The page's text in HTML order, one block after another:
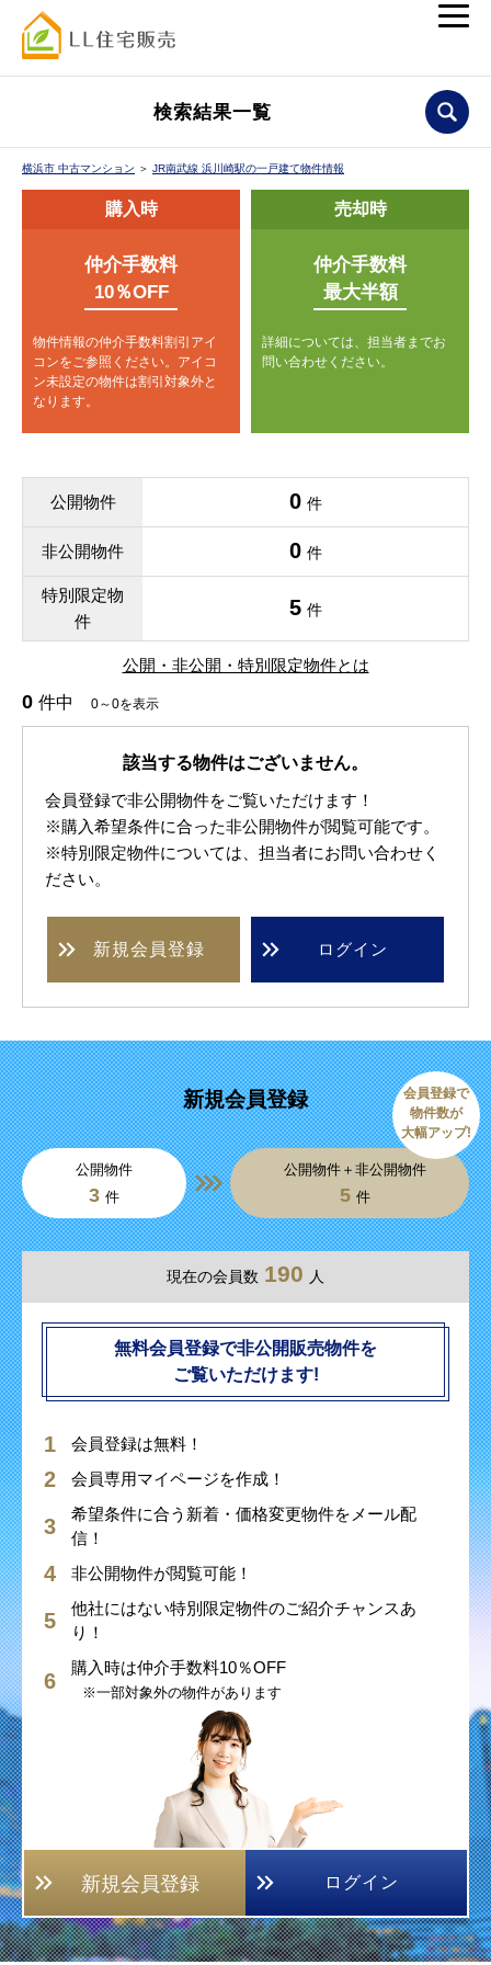
検索結果一覧
横浜市 中古マンション ＞ JR南武線 浜川崎駅の一戸建て物件情報
購入時
仲介手数料
10％OFF
物件情報の仲介手数料割引アイ
コンをご参照ください。 アイコ
ン未設定の物件は割引対象外と
なります。
売却時
仲介手数料
最大半額
詳細については、担当者までお
問い合わせください。
公開物件 0 件
非公開物件 0 件
特別限定物
件
5 件
公開・非公開・特別限定物件とは
0 件中 0～0を表示
該当する物件はございません。
会員登録で非公開物件をご覧いただけます！
※購入希望条件に合った非公開物件が閲覧可能です。
※特別限定物件については、担当者にお問い合わせく
ださい。
新規会員登録 ログイン
新規会員登録
公開物件
3 件
公開物件＋非公開物件
5 件
会員登録で
物件数が
大幅アップ!
現在の会員数 190 人
無料会員登録で非公開販売物件を
ご覧いただけます!
会員登録は無料！
会員専用マイページを作成！
希望条件に合う新着・価格変更物件をメール配
信！
非公開物件が閲覧可能！
他社にはない特別限定物件のご紹介チャンスあ
り！
購入時は仲介手数料10％OFF
※一部対象外の物件があります
新規会員登録 ログイン